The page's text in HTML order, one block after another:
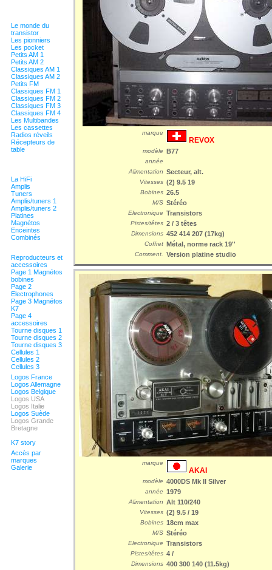
Le monde du
transistor
Les pionniers
Les pocket
Petits AM 1
Petits AM 2
Classiques AM 1
Classiques AM 2
Petits FM
Classiques FM 1
Classiques FM 2
Classiques FM 3
Classiques FM 4
Les Multibandes
Les cassettes
Radios réveils
Récepteurs de
table
La HiFi
Amplis
Tuners
Amplis/tuners 1
Amplis/tuners 2
Platines
Magnétos
Enceintes
Combinés
Reproducteurs et
accessoires
Page 1 Magnétos
bobines
Page 2
Electrophones
Page 3 Magnétos
K7
Page 4
accessoires
Tourne disques 1
Tourne disques 2
Tourne disques 3
Cellules 1
Cellules 2
Cellules 3
Logos France
Logos Allemagne
Logos Belgique
Logos USA
Logos Italie
Logos Suède
Logos Grande
Bretagne
K7 story
Accès par
marques
Galerie
marque
REVOX
modèle B77
année
Alimentation Secteur, alt.
Vitesses (2) 9.5 19
Bobines 26.5
M/S Stéréo
Electronique Transistors
Pistes/têtes 2 / 3 têtes
Dimensions 452 414 207 (17kg)
Coffret Métal, norme rack 19''
Comment. Version platine studio
marque
AKAI
modèle 4000DS Mk II Silver
année 1979
Alimentation Alt 110/240
Vitesses (2) 9.5 / 19
Bobines 18cm max
M/S Stéréo
Electronique Transistors
Pistes/têtes 4 /
Dimensions 400 300 140 (11.5kg)